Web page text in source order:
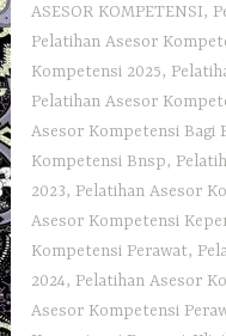
ASESOR KOMPETENSI,
Pelatihan Asesor
Kompetensi 2025,
Pelatihan Asesor
Asesor Kompetensi Bagi
Kompetensi Bnsp,
2023, Pelatihan Asesor
Asesor Kompetensi
Kompetensi Perawat,
2024, Pelatihan Asesor
Asesor Kompetensi